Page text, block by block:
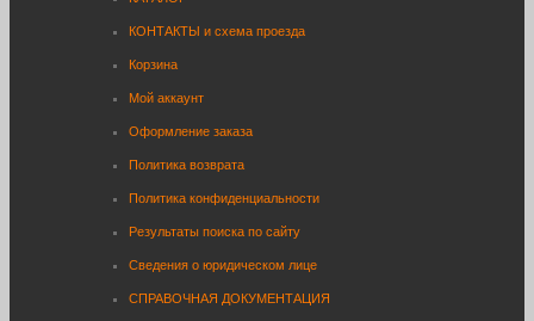
КОНТАКТЫ и схема проезда
Корзина
Мой аккаунт
Оформление заказа
Политика возврата
Политика конфиденциальности
Результаты поиска по сайту
Сведения о юридическом лице
СПРАВОЧНАЯ ДОКУМЕНТАЦИЯ